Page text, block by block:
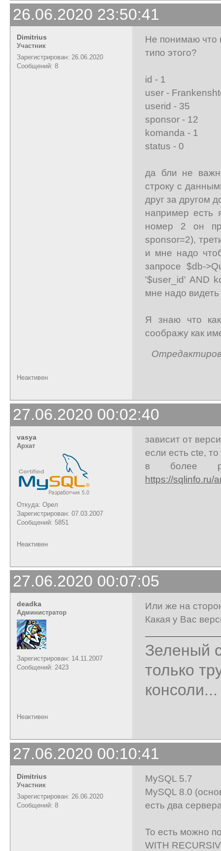
26.06.2020 23:50:41
Dimitrius
Участник
Зарегистрирован: 26.06.2020
Сообщений: 8
Не понимаю что
типо этого?
id - 1
user -
userid - 35
sponsor - 12
komanda - 1
status - 0
да бли не
строку с
друг за другом
например есть
номер 2 он
sponsor=2),
и мне надо
запросе $db-
'$user_id' AND
мне надо видеть
Я знаю что
соображу как
Неактивен
27.06.2020 00:02:40
vasya
Архат
Откуда: Орел
Зарегистрирован: 07.03.2007
Сообщений: 5851
зависит от
если есть cte,
в более
https://sqlinfo.ru/
Неактивен
27.06.2020 00:07:05
deadka
Администратор
Зарегистрирован: 14.11.2007
Сообщений: 2423
Или же на
Какая у Вас
Зеленый
только
консоли...
Неактивен
27.06.2020 00:10:41
Dimitrius
Участник
Зарегистрирован: 26.06.2020
Сообщений: 8
MySQL 5.7
MySQL 8.0
есть два
То есть можно
WITH